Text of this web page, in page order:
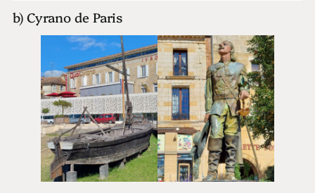
b) Cyrano de Paris